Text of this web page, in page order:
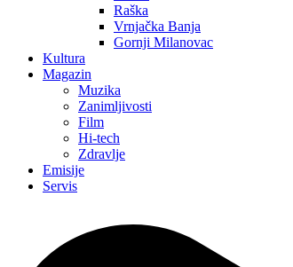
Raška
Vrnjačka Banja
Gornji Milanovac
Kultura
Magazin
Muzika
Zanimljivosti
Film
Hi-tech
Zdravlje
Emisije
Servis